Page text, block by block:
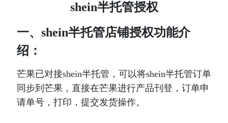
shein半托管授权
一、shein半托管店铺授权功能介
绍：
芒果已对接shein半托管，可以将shein半托管订单
同步到芒果，直接在芒果进行产品刊登，订单申
请单号，打印，提交发货操作。